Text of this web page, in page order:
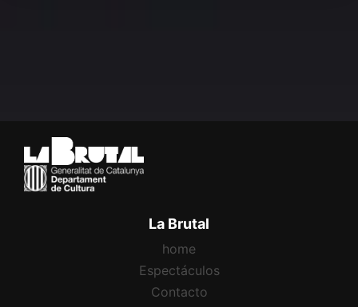
La Brutal
home
Espectáculos
Contacto